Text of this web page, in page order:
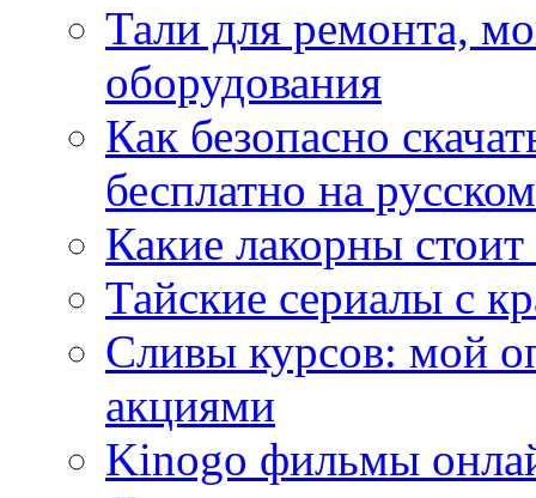
Тали для ремонта,
оборудования
Как безопасно
бесплатно на
Какие лакорны
Тайские сериалы с
Сливы курсов: мой
акциями
Kinogo фильмы